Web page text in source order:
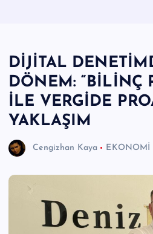
e
r
I
Ö
g
ü
n
H
DİJİTAL
DÖNEM: “BİLİNÇ
İLE VERGİDE
YAKLAŞIM
Cengizhan Kaya EKONOMİ